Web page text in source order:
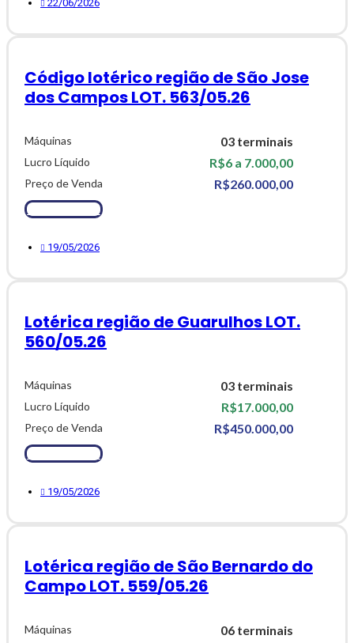
22/06/2026
Código lotérico região de São Jose
dos Campos LOT. 563/05.26
Máquinas 03 terminais
Lucro Líquido R$6 a 7.000,00
Preço de Venda R$260.000,00
Ver Detalhes
19/05/2026
Lotérica região de Guarulhos LOT.
560/05.26
Máquinas 03 terminais
Lucro Líquido R$17.000,00
Preço de Venda R$450.000,00
Ver Detalhes
19/05/2026
Lotérica região de São Bernardo do
Campo LOT. 559/05.26
Máquinas 06 terminais